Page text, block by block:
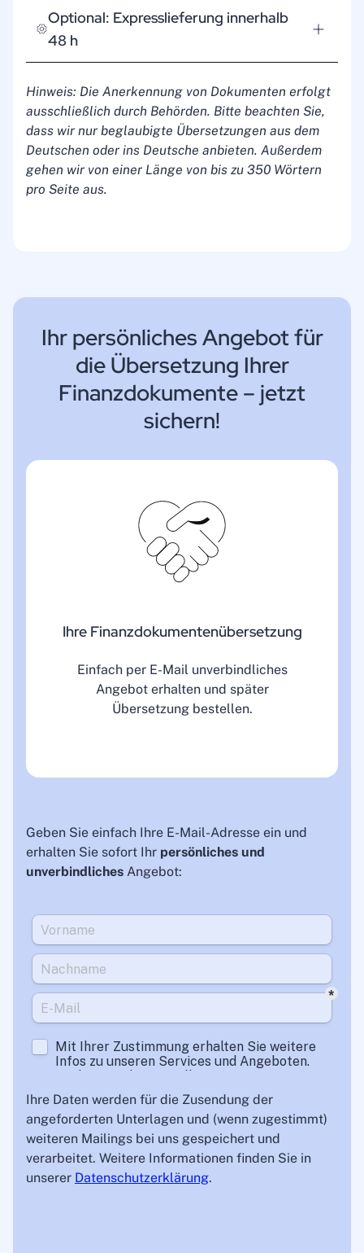
Optional: Expresslieferung innerhalb
48 h
Hinweis: Die Anerkennung von Dokumenten erfolgt
ausschließlich durch Behörden. Bitte beachten Sie,
dass wir nur beglaubigte Übersetzungen aus dem
Deutschen oder ins Deutsche anbieten. Außerdem
gehen wir von einer Länge von bis zu 350 Wörtern
pro Seite aus.
Ihr persönliches Angebot für
die Übersetzung Ihrer
Finanzdokumente – jetzt
sichern!
Ihre Finanzdokumentenübersetzung
Einfach per E-Mail unverbindliches
Angebot erhalten und später
Übersetzung bestellen.
Geben Sie einfach Ihre E-Mail-Adresse ein und
erhalten Sie sofort Ihr persönliches und
unverbindliches Angebot:
Ihre Daten werden für die Zusendung der
angeforderten Unterlagen und (wenn zugestimmt)
weiteren Mailings bei uns gespeichert und
verarbeitet. Weitere Informationen finden Sie in
unserer Datenschutzerklärung.